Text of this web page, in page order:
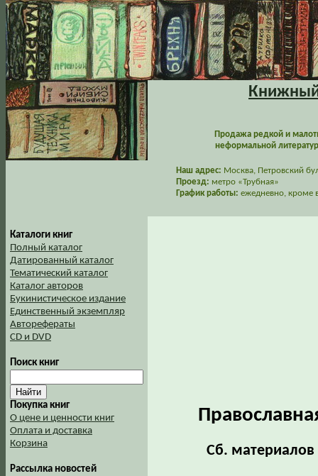
Книжный
Продажа редкой и
неформальной
Наш адрес: Москва, Петровский
Проезд: метро «Трубная»
График работы: ежедневно, кроме
Каталоги книг
Полный каталог
Датированный каталог
Тематический каталог
Каталог авторов
Букинистическое издание
Единственный экземпляр
Авторефераты
CD и DVD
Поиск книг
Покупка книг
О цене и ценности книг
Оплата и доставка
Корзина
Рассылка новостей
Сб.